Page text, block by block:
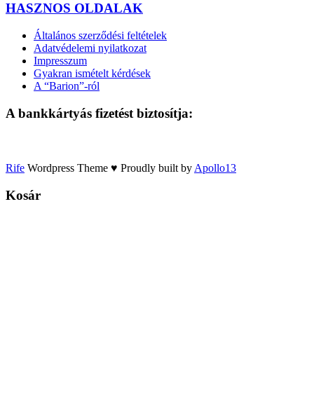
HASZNOS OLDALAK
Általános szerződési feltételek
Adatvédelemi nyilatkozat
Impresszum
Gyakran ismételt kérdések
A “Barion”-ról
A bankkártyás fizetést biztosítja:
Rife Wordpress Theme ♥ Proudly built byApollo13
Kosár